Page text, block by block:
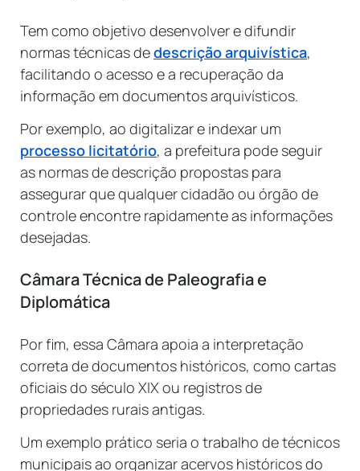
Tem como objetivo desenvolver e difundir
normas técnicas dedescrição arquivística,
facilitando o acesso e a recuperação da
informação em documentos arquivísticos.
Por exemplo, ao digitalizar e indexar um
processo licitatório, a prefeitura pode seguir
as normas de descrição propostas para
assegurar que qualquer cidadão ou órgão de
controle encontre rapidamente as informações
desejadas.
Câmara Técnica de Paleografia e
Diplomática
Por fim, essa Câmara apoia a interpretação
correta de documentos históricos, como cartas
oficiais do século XIX ou registros de
propriedades rurais antigas.
Um exemplo prático seria o trabalho de técnicos
municipais ao organizar acervos históricos do